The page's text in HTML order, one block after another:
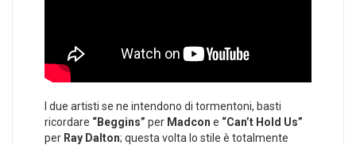
I due artisti se ne intendono di tormentoni, basti
ricordare “Beggins” per Madcon e “Can’t Hold Us”
per Ray Dalton; questa volta lo stile è totalmente